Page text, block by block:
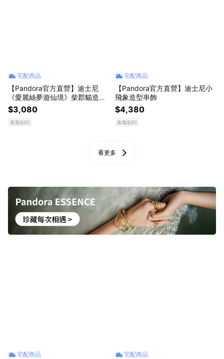
宅配商品
【Pandora官方直營】迪士尼
《愛麗絲夢遊仙境》柴郡貓造型
串飾
$3,080
客製刻印
宅配商品
【Pandora官方直營】迪士尼小
飛象造型串飾
$4,380
客製刻印
看更多
宅配商品 宅配商品